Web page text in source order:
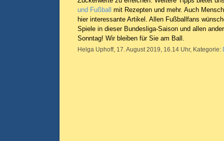
und Fußball mit Rezepten und mehr. Auch
hier interessante Artikel. Allen Fußballfans
Spiele in dieser Bundesliga-Saison und allen
Sonntag! Wir bleiben für Sie am Ball.
Helga Uphoff, 17. August 2019, 16.14 Uhr, Kategorie: